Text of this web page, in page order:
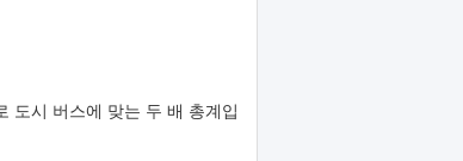
도시 버스에 맞는 두 배 총계입